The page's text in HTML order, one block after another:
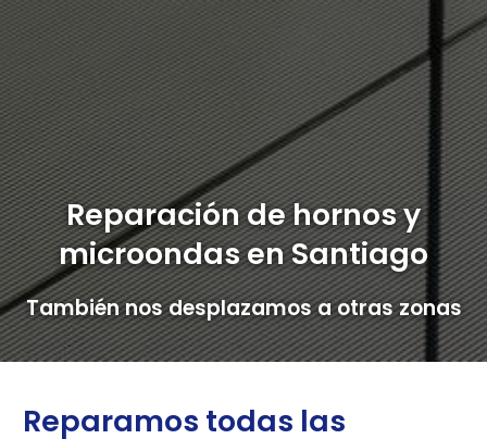
Reparación de hornos y
microondas en Santiago
También nos desplazamos a otras zonas
Reparamos todas las